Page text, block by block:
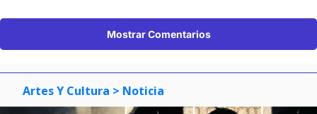
Mostrar Comentarios
Artes Y Cultura > Noticia